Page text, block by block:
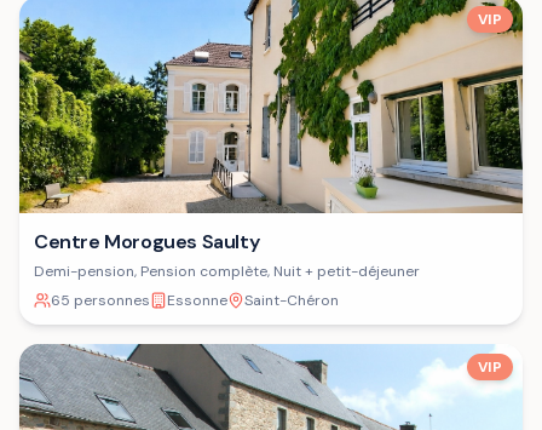
VIP
Centre Morogues Saulty
Demi-pension, Pension complète, Nuit + petit-déjeuner
65 personnes
Essonne Saint-Chéron
VIP